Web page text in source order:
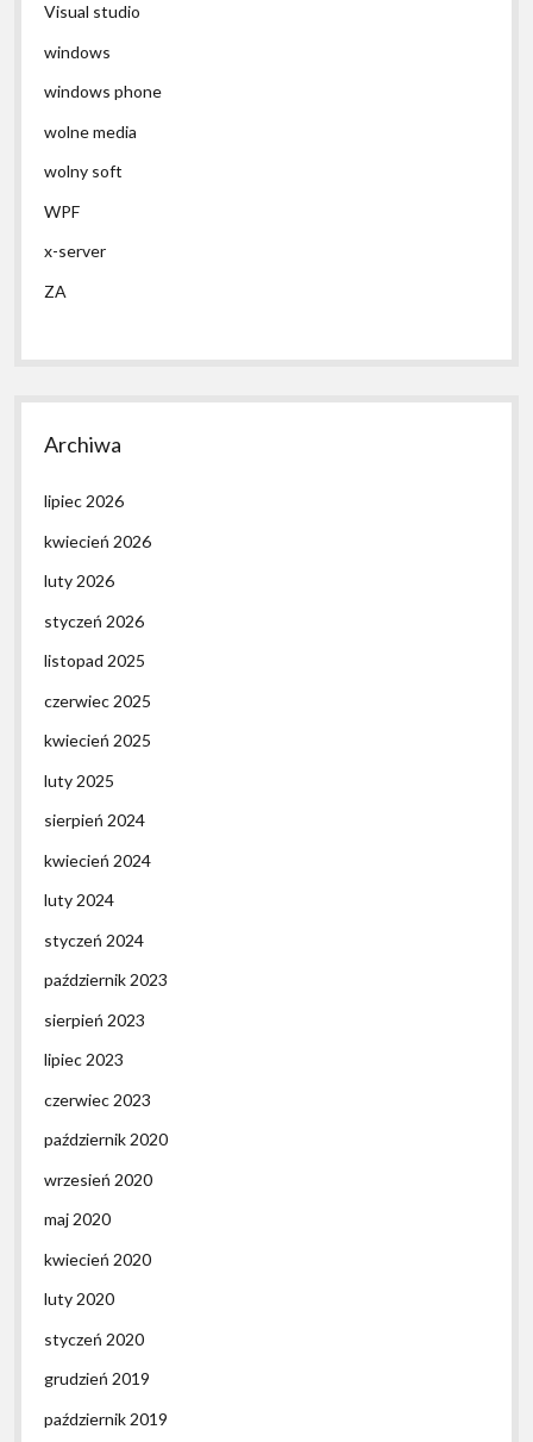
Visual studio
windows
windows phone
wolne media
wolny soft
WPF
x-server
ZA
Archiwa
lipiec 2026
kwiecień 2026
luty 2026
styczeń 2026
listopad 2025
czerwiec 2025
kwiecień 2025
luty 2025
sierpień 2024
kwiecień 2024
luty 2024
styczeń 2024
październik 2023
sierpień 2023
lipiec 2023
czerwiec 2023
październik 2020
wrzesień 2020
maj 2020
kwiecień 2020
luty 2020
styczeń 2020
grudzień 2019
październik 2019